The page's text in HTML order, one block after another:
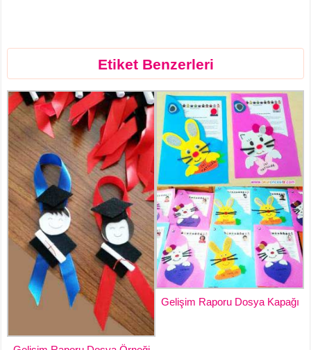
Etiket Benzerleri
Gelişim Raporu Dosya Kapağı